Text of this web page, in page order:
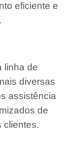
eficiente e
linha de
diversas
assistência
de
clientes.